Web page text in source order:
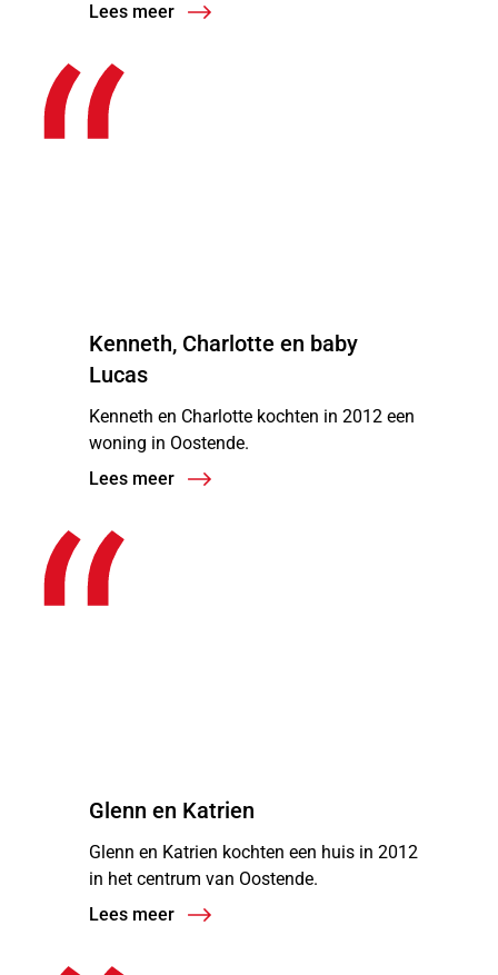
Lees meer
“Kenneth, Charlotte en baby
Lucas
Kenneth en Charlotte kochten in 2012 een
woning in Oostende.
Lees meer
“Glenn en Katrien
Glenn en Katrien kochten een huis in 2012
in het centrum van Oostende.
Lees meer